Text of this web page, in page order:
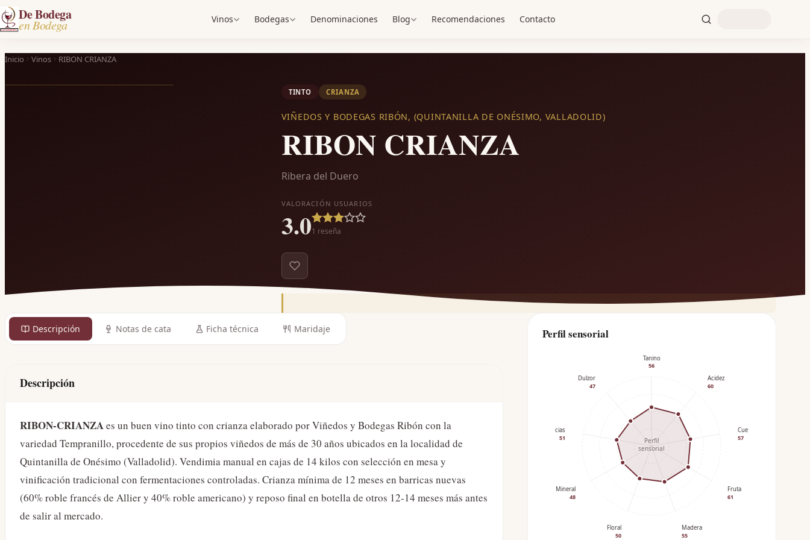
De Bodega
en Bodega Vinos Bodegas Denominaciones Blog Recomendaciones Contacto
Inicio Vinos RIBON CRIANZA
TINTO CRIANZA
VIÑEDOS Y BODEGAS RIBÓN, (QUINTANILLA DE ONÉSIMO, VALLADOLID)
RIBON CRIANZA
Ribera del Duero
VALORACIÓN USUARIOS
3.01 reseña
Descripción Notas de cata Ficha técnica Maridaje
Descripción
RIBON-CRIANZAes un buen vino tinto con crianza elaborado por Viñedos y Bodegas Ribón con la
variedad Tempranillo, procedente de sus propios viñedos de más de 30 años ubicados en la localidad de
Quintanilla de Onésimo (Valladolid). Vendimia manual en cajas de 14 kilos con selección en mesa y
vinificación tradicional con fermentaciones controladas. Crianza mínima de 12 meses en barricas nuevas
(60% roble francés de Allier y 40% roble americano) y reposo final en botella de otros 12-14 meses más antes
de salir al mercado.
Perfil sensorial
Tanino
56
Acidez
60
Cuerpo
57
Fruta
61
Madera
55
Floral
50
Mineral
48
Especias
51
Dulzor
47
Perfil
sensorial